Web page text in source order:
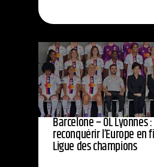
Barcelone – OL Lyonnes
reconquérir l’Europe en
Ligue des champions